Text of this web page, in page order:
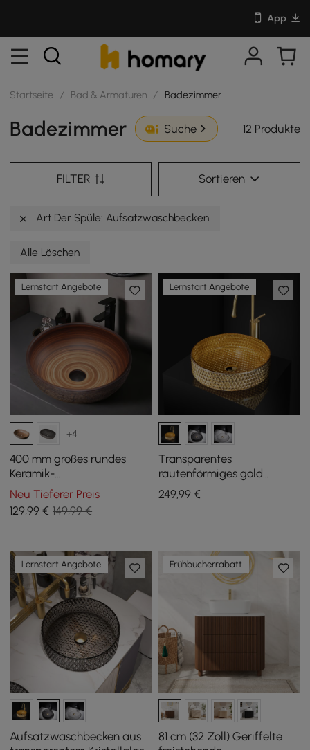
App
Startseite / Bad & Armaturen / Badezimmer
Badezimmer Suche 12 Produkte
FILTER Sortieren
Art Der Spüle: Aufsatzwaschbecken
Alle Löschen
Lernstart Angebote
+4
400 mm großes rundes
Keramik-
Aufsatzwaschbecken im
Retro-Design
Neu Tieferer Preis
129,99 € 149,99 €
Lernstart Angebote
Transparentes
rautenförmiges gold
Waschbecken aus
Kristallglas
249,99€
Lernstart Angebote
Aufsatzwaschbecken aus
Frühbucherrabatt
81 cm (32 Zoll) Geriffelte